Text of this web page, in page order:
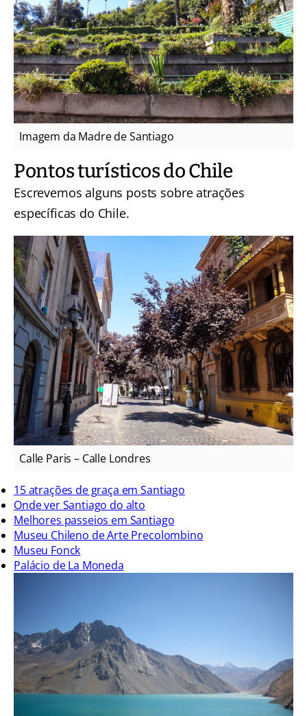
Imagem da Madre de Santiago
Pontos turísticos do Chile
Escrevemos alguns posts sobre atrações
específicas do Chile.
Calle Paris – Calle Londres
15 atrações de graça em Santiago
Onde ver Santiago do alto
Melhores passeios em Santiago
Museu Chileno de Arte Precolombino
Museu Fonck
Palácio de La Moneda